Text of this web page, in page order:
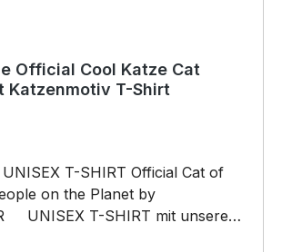
Cool Katze Cat
Katzenmotiv T-Shirt
T-SHIRT Official Cat of
on the Planet by
UNISEX T-SHIRT mit unserem